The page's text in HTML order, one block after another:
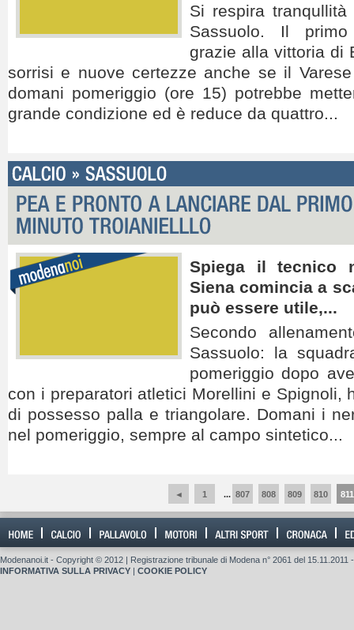
Si respira
Sassuolo. Il primo
grazie alla vittoria di
sorrisi e nuove certezze anche se il
domani pomeriggio (ore 15) potrebbe
grande condizione ed è reduce da quattro...
Spiega il tecnico
Siena comincia a
può essere utile,...
Secondo
Sassuolo: la
pomeriggio dopo
con i preparatori atletici Morellini e Spignoli,
di possesso palla e triangolare. Domani i
nel pomeriggio, sempre al campo sintetico...
◄ 1 ... 807 808 809 810 811
Modenanoi.it - Copyright © 2012 | Registrazione tribunale di Modena n° 2061 del
INFORMATIVA SULLA PRIVACY
COOKIE POLICY